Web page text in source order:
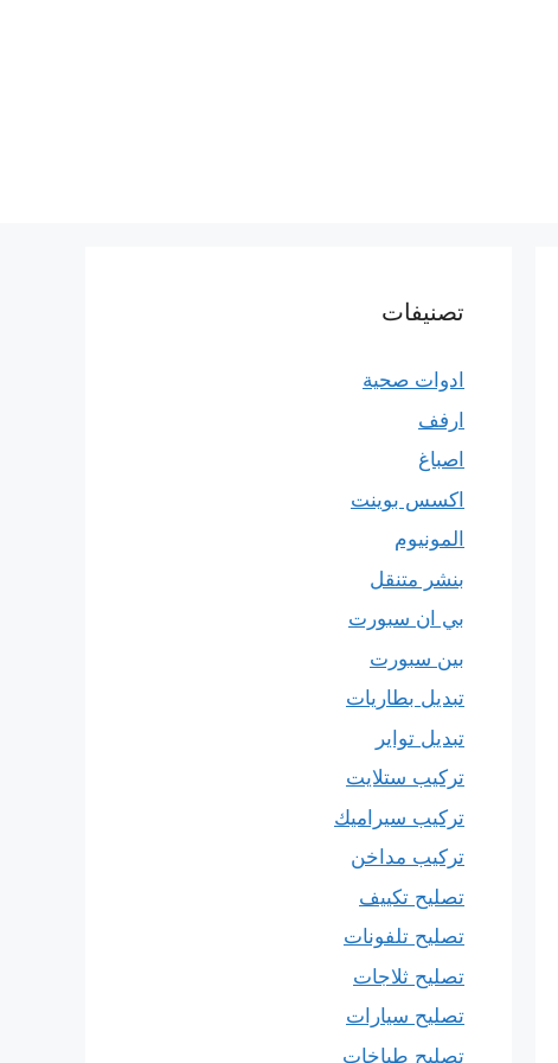
تصنيفات
ادوات صحية
ارفف
اصباغ
اكسس بوينت
المونيوم
بنشر متنقل
بي ان سبورت
بين سبورت
تبديل بطاريات
تبديل تواير
تركيب ستلايت
تركيب سيراميك
تركيب مداخن
تصليح تكييف
تصليح تلفونات
تصليح ثلاجات
تصليح سيارات
تصليح طباخات